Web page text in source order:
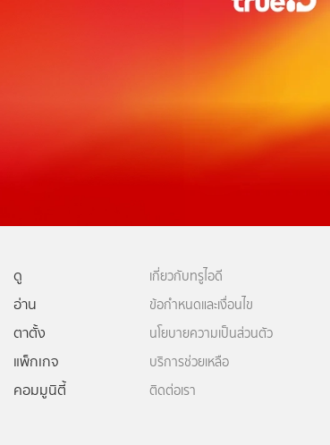
ดู
อ่าน
ตาตั้ง
แพ็กเกจ
คอมมูนิตี้
เกี่ยวกับทรูไอดี
ข้อกำหนดและเงื่อนไข
นโยบายความเป็นส่วนตัว
บริการช่วยเหลือ
ติดต่อเรา